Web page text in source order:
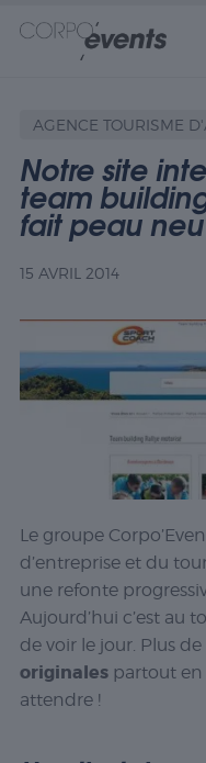
AGENCE TOURISME
Notre site
team
fait peau
15 AVRIL 2014
Le groupe
d’entreprise et du
une refonte
Aujourd’hui c’est au
de voir le jour. Plus de
originalespartout en
attendre !